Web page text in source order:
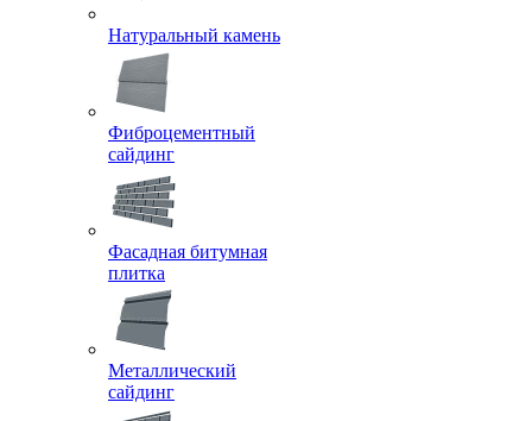
Натуральный камень
Фиброцементный
сайдинг
Фасадная битумная
плитка
Металлический
сайдинг